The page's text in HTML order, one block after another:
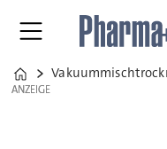
Home
ANZEIGE
ANZEIGE